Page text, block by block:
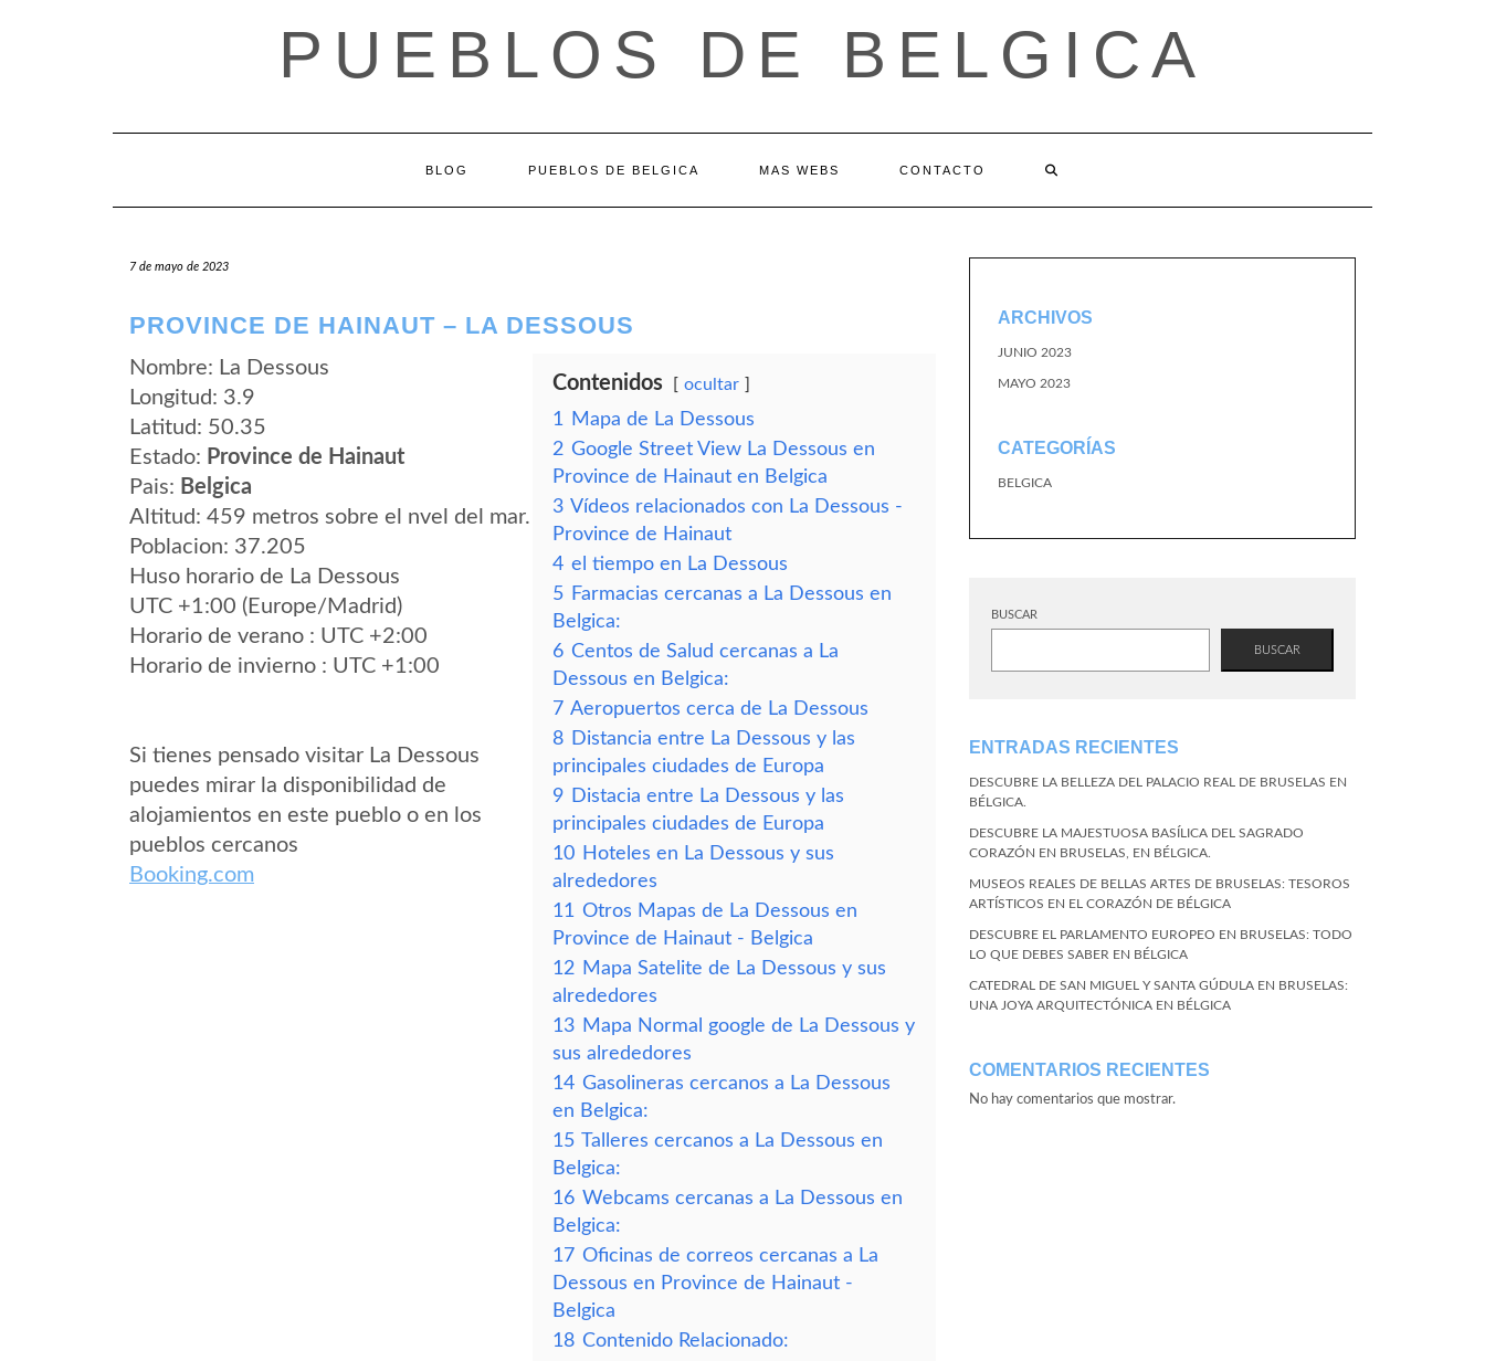
PUEBLOS DE BELGICA
BLOG PUEBLOS DE BELGICA MAS WEBS CONTACTO
7 de mayo de 2023
PROVINCE DE HAINAUT – LA DESSOUS
Nombre: La Dessous
Longitud: 3.9
Latitud: 50.35
Estado: Province de Hainaut
Pais: Belgica
Altitud: 459 metros sobre el nvel del mar.
Poblacion: 37.205
Huso horario de La Dessous
UTC +1:00 (Europe/Madrid)
Horario de verano : UTC +2:00
Horario de invierno : UTC +1:00
Si tienes pensado visitar La Dessous
puedes mirar la disponibilidad de
alojamientos en este pueblo o en los
pueblos cercanos
Booking.com
Contenidos ocultar
1
Mapa de La Dessous
2 Google Street View La Dessous en
Province de Hainaut en Belgica
3 Vídeos relacionados con La Dessous -
Province de Hainaut
4 el tiempo en La Dessous
5 Farmacias cercanas a La Dessous en
Belgica:
6 Centos de Salud cercanas a La
Dessous en Belgica:
7 Aeropuertos cerca de La Dessous
8 Distancia entre La Dessous y las
principales ciudades de Europa
9 Distacia entre La Dessous y las
principales ciudades de Europa
10 Hoteles en La Dessous y sus
alrededores
11 Otros Mapas de La Dessous en
Province de Hainaut - Belgica
12 Mapa Satelite de La Dessous y sus
alrededores
13 Mapa Normal google de La Dessous y
sus alrededores
14 Gasolineras cercanos a La Dessous
en Belgica:
15 Talleres cercanos a La Dessous en
Belgica:
16 Webcams cercanas a La Dessous en
Belgica:
17 Oficinas de correos cercanas a La
Dessous en Province de Hainaut -
Belgica
18 Contenido Relacionado:
ARCHIVOS
JUNIO 2023
MAYO 2023
CATEGORÍAS
BELGICA
BUSCAR
BUSCAR
ENTRADAS RECIENTES
DESCUBRE LA BELLEZA DEL PALACIO REAL DE BRUSELAS EN
BÉLGICA.
DESCUBRE LA MAJESTUOSA BASÍLICA DEL SAGRADO
CORAZÓN EN BRUSELAS, EN BÉLGICA.
MUSEOS REALES DE BELLAS ARTES DE BRUSELAS: TESOROS
ARTÍSTICOS EN EL CORAZÓN DE BÉLGICA
DESCUBRE EL PARLAMENTO EUROPEO EN BRUSELAS: TODO
LO QUE DEBES SABER EN BÉLGICA
CATEDRAL DE SAN MIGUEL Y SANTA GÚDULA EN BRUSELAS:
UNA JOYA ARQUITECTÓNICA EN BÉLGICA
COMENTARIOS RECIENTES
No hay comentarios que mostrar.